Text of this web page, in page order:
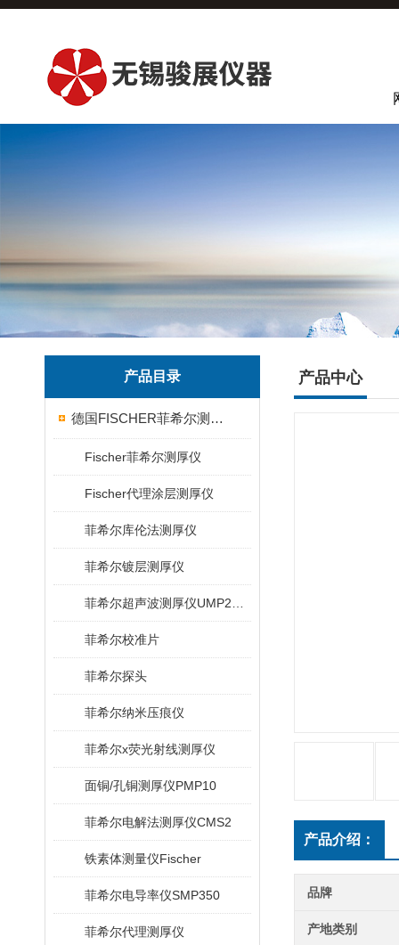
产品目录
德国FISCHER菲希尔测厚仪
Fischer菲希尔测厚仪
Fischer代理涂层测厚仪
菲希尔库伦法测厚仪
菲希尔镀层测厚仪
菲希尔校准片
菲希尔探头
菲希尔纳米压痕仪
菲希尔x荧光射线测厚仪
面铜/孔铜测厚仪PMP10
菲希尔电解法测厚仪CMS2
铁素体测量仪Fischer
菲希尔电导率仪SMP350
菲希尔代理测厚仪
产品中心
产品介绍：
品牌
产地类别